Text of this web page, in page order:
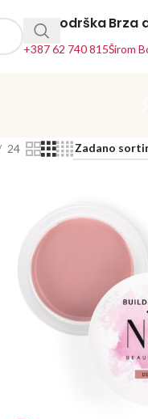
24h Podrška
+387 62 740 815
Brza
Širom
24